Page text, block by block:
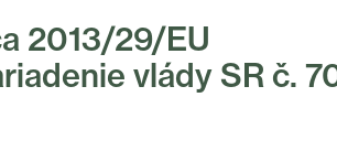
2013/29/EU
vlády SR č.